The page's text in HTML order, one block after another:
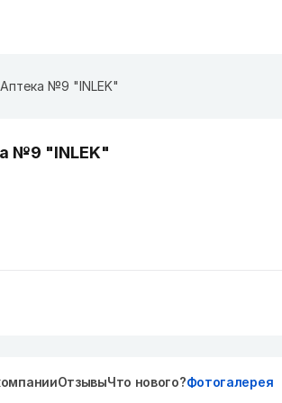
Аптека №9 "INLEK"
№9 "INLEK"
ОтзывыЧто нового?Фотогалерея